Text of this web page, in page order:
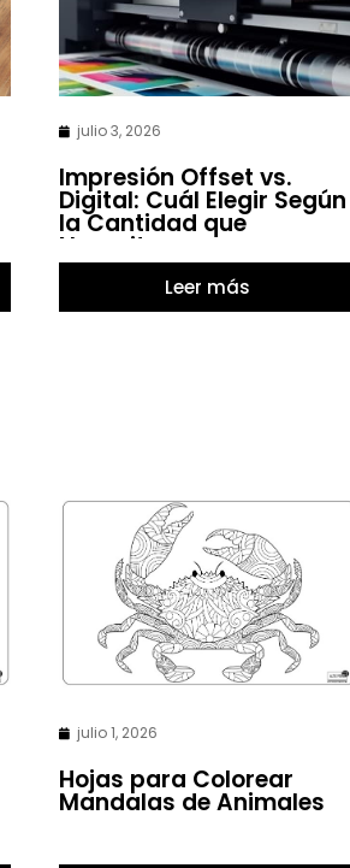
julio 3, 2026
Impresión Offset vs.
Digital: Cuál Elegir Según
la Cantidad que
Necesitas
Leer más
julio 1, 2026
Hojas para Colorear
Mandalas de Animales